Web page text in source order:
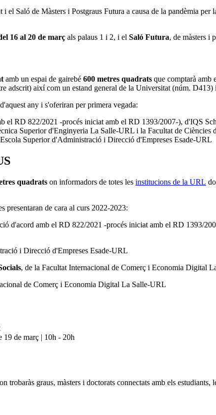
el Saló de Màsters i Postgraus Futura a causa de la pandèmia
16 al 20 de març als palaus 1 i 2, i el Saló Futura, de màsters i
amb un espai de gairebé 600 metres quadrats que comptarà amb
adscrit) així com un estand general de la Universitat (núm.
any i s'oferiran per primera vegada:
el RD 822/2021 -procés iniciat amb el RD 1393/2007-), d'IQS
Superior d'Enginyeria La Salle-URL i la Facultat de Ciències
Superior d'Administració i Direcció d'Empreses Esade-URL
quadrats on informadors de totes les institucions de la URL
presentaran de cara al curs 2022-2023:
d'acord amb el RD 822/2021 -procés iniciat amb el RD 1393/
i Direcció d'Empreses Esade-URL
, de la Facultat Internacional de Comerç i Economia Digital
de Comerç i Economia Digital La Salle-URL
19 de març | 10h - 20h
trobaràs graus, màsters i doctorats connectats amb els estudiants,